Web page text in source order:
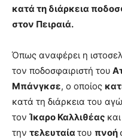
κατά τη διάρκεια
στον Πειραιά.
Όπως αναφέρει η
τον ποδοσφαιριστή του
Μπάνγκσε, ο οποίος
κατά τη διάρκεια του
τον Ίκαρο Καλλιθέας
την τελευταία του πνοή